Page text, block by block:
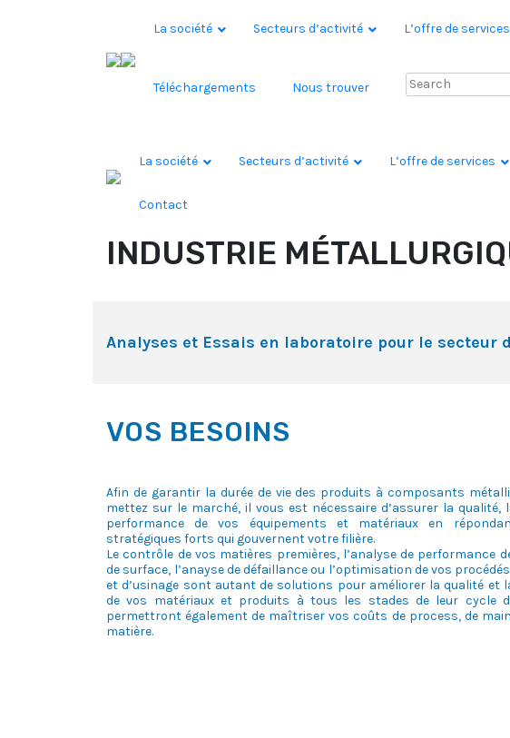
La société Secteurs d’activité L’offre de services
Téléchargements Nous trouver
La société Secteurs d’activité L’offre de services
Contact
INDUSTRIE
Analyses et Essais en laboratoire pour le
VOS BESOINS
Afin de garantir la durée de vie des produits à composants
mettez sur le marché, il vous est nécessaire d’assurer la qualité,
performance de vos équipements et matériaux en
stratégiques forts qui gouvernent votre filière.
Le contrôle de vos matières premières, l’analyse de performance
de surface, l’anayse de défaillance ou l’optimisation de vos
et d’usinage sont autant de solutions pour améliorer la qualité et
de vos matériaux et produits à tous les stades de leur cycle
permettront également de maîtriser vos coûts de process, de
matière.